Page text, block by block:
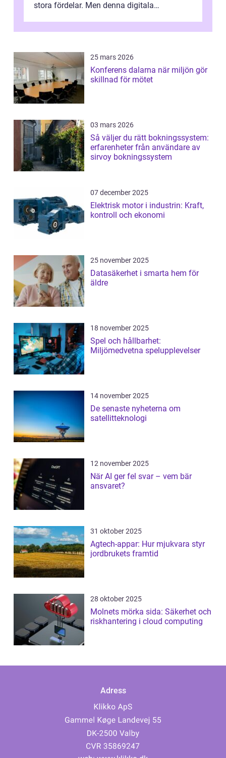
stora fördelar. Men denna digitala
25 mars 2026
Konferens dalarna när miljön gör
skillnad för mötet
03 mars 2026
Så väljer du rätt bokningssystem:
erfarenheter från användare av
sirvoy bokningssystem
07 december 2025
Elektrisk motor i industrin: Kraft,
kontroll och ekonomi
25 november 2025
Datasäkerhet i smarta hem för
äldre
18 november 2025
Spel och hållbarhet:
Miljömedvetna spelupplevelser
14 november 2025
De senaste nyheterna om
satellitteknologi
12 november 2025
När AI ger fel svar – vem bär
ansvaret?
31 oktober 2025
Agtech-appar: Hur mjukvara styr
jordbrukets framtid
28 oktober 2025
Molnets mörka sida: Säkerhet och
riskhantering i cloud computing
Adress